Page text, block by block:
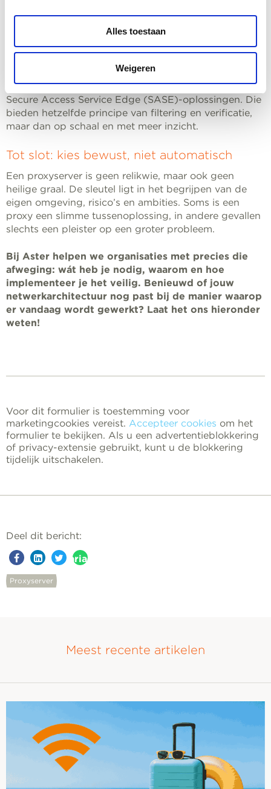
Alles toestaan
Weigeren
traditionele proxyserver vaak meer nadelen dan
voordelen. Het creëert knelpunten in de performance
en past slecht bij hybride werkomgevingen.
Wie een modern beveiligingsbeleid wil voeren, kijkt bij
voorkeur naar Zero Trust Network Access (ZTNA) of
Secure Access Service Edge (SASE)-oplossingen. Die
bieden hetzelfde principe van filtering en verificatie,
maar dan op schaal en met meer inzicht.
Tot slot: kies bewust, niet automatisch
Een proxyserver is geen relikwie, maar ook geen
heilige graal. De sleutel ligt in het begrijpen van de
eigen omgeving, risico’s en ambities. Soms is een
proxy een slimme tussenoplossing, in andere gevallen
slechts een pleister op een groter probleem.
Bij Aster helpen we organisaties met precies die
afweging: wát heb je nodig, waarom en hoe
implementeer je het veilig. Benieuwd of jouw
netwerkarchitectuur nog past bij de manier waarop
er vandaag wordt gewerkt? Laat het ons hieronder
weten!
Voor dit formulier is toestemming voor
marketingcookies vereist. Accepteer cookies om het
formulier te bekijken. Als u een advertentieblokkering
of privacy-extensie gebruikt, kunt u de blokkering
tijdelijk uitschakelen.
Deel dit bericht:
aria-
Proxyserver
Meest recente artikelen